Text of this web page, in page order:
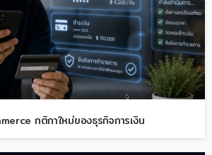
กติกาใหม่ของธุรกิจการเงิน